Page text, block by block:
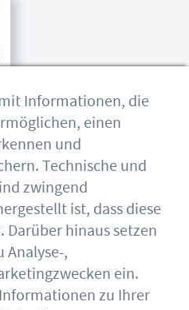
Informationen, die
einen
und
Technische und
zwingend
ist, dass diese
hinaus setzen
Analyse-,
ein.
zu Ihrer